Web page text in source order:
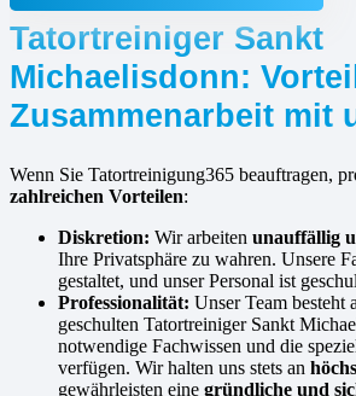
Tatortreiniger Sankt
Michaelisdonn:
Zusammenarbeit mit
Wenn Sie Tatortreinigung365 beauftragen,
zahlreichen Vorteilen:
Diskretion: Wir arbeiten unauffällig
Ihre Privatsphäre zu wahren. Unsere
gestaltet, und unser Personal ist
Professionalität: Unser Team besteht
geschulten Tatortreiniger Sankt
notwendige Fachwissen und die
verfügen. Wir halten uns stets an
gewährleisten eine gründliche und